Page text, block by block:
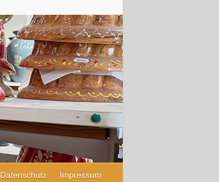
Datenschutz Impressum